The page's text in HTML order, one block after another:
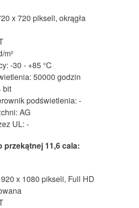
x 720 pikseli, okrągła
m²
-30 - +85 °C
50000 godzin
bit
podświetlenia: -
AG
UL: -
przekątnej 11,6 cala:
x 1080 pikseli, Full HD